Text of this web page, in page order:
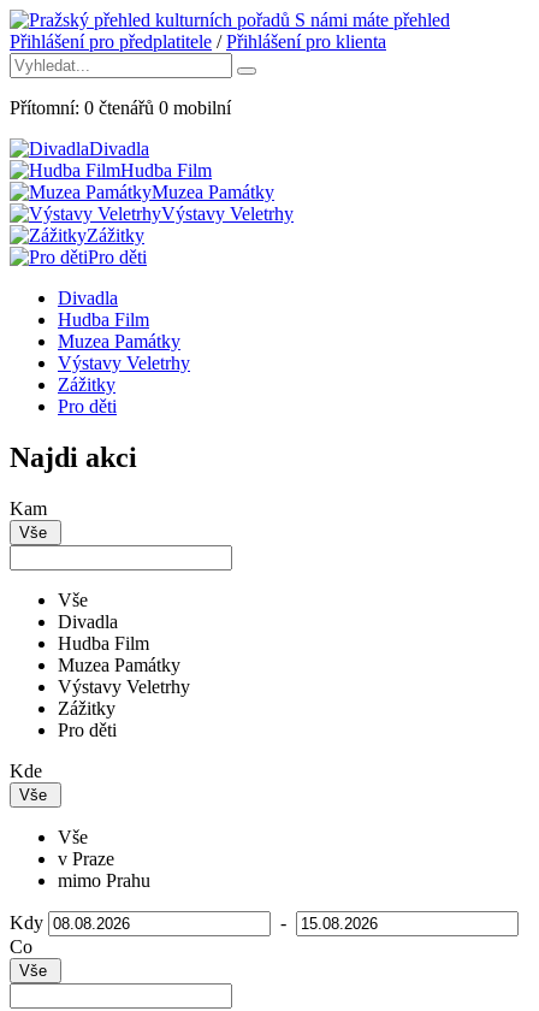
S námi máte přehled
Přihlášení pro předplatitele /Přihlášení pro klienta
Přítomní: 0 čtenářů 0 mobilní
Divadla
Hudba Film
Muzea Památky
Výstavy Veletrhy
Zážitky
Pro děti
Divadla
Hudba Film
Muzea Památky
Výstavy Veletrhy
Zážitky
Pro děti
Najdi akci
Kam
Vše
Vše
Divadla
Hudba Film
Muzea Památky
Výstavy Veletrhy
Zážitky
Pro děti
Kde
Vše
Vše
v Praze
mimo Prahu
Kdy
-
Co
Vše